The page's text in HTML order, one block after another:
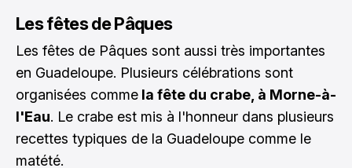
Les fêtes de Pâques
Les fêtes de Pâques sont aussi très importantes
en Guadeloupe. Plusieurs célébrations sont
organisées comme la fête du crabe, à Morne-à-
l'Eau. Le crabe est mis à l'honneur dans plusieurs
recettes typiques de la Guadeloupe comme le
matété.